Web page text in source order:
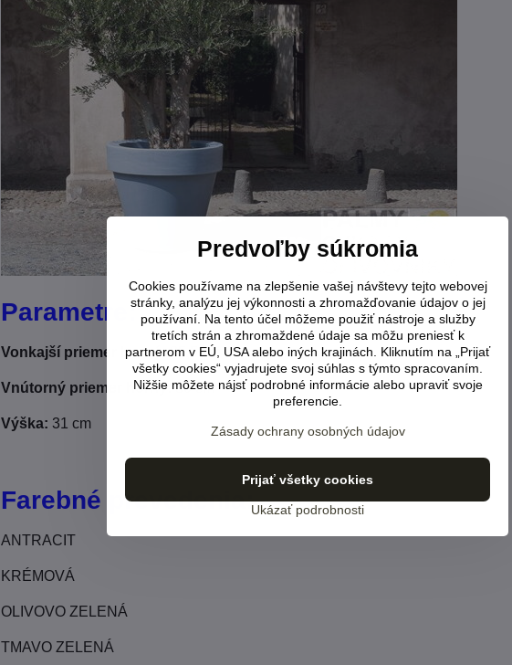
Parametre:
Vonkajší priemer horný:35,5 cm
Vnútorný priemer horný: 30 cm
Výška: 31 cm
Farebné prevedenia:
ANTRACIT
KRÉMOVÁ
OLIVOVO ZELENÁ
TMAVO ZELENÁ
Predvoľby súkromia
Cookies používame na zlepšenie vašej návštevy tejto webovej
stránky, analýzu jej výkonnosti a zhromažďovanie údajov o jej
používaní. Na tento účel môžeme použiť nástroje a služby
tretích strán a zhromaždené údaje sa môžu preniesť k
partnerom v EÚ, USA alebo iných krajinách. Kliknutím na „Prijať
všetky cookies“ vyjadrujete svoj súhlas s týmto spracovaním.
Nižšie môžete nájsť podrobné informácie alebo upraviť svoje
preferencie.
Zásady ochrany osobných údajov
Ukázať podrobnosti
Prijať všetky cookies